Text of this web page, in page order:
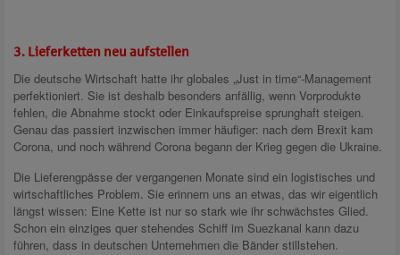
3. Lieferketten neu aufstellen
Die deutsche Wirtschaft hatte ihr globales „Just in time“-Management
perfektioniert. Sie ist deshalb besonders anfällig, wenn Vorprodukte
fehlen, die Abnahme stockt oder Einkaufspreise sprunghaft steigen.
Genau das passiert inzwischen immer häufiger: nach dem Brexit kam
Corona, und noch während Corona begann der Krieg gegen die Ukraine.
Die Lieferengpässe der vergangenen Monate sind ein logistisches und
wirtschaftliches Problem. Sie erinnern uns an etwas, das wir eigentlich
längst wissen: Eine Kette ist nur so stark wie ihr schwächstes Glied.
Schon ein einziges quer stehendes Schiff im Suezkanal kann dazu
führen, dass in deutschen Unternehmen die Bänder stillstehen.